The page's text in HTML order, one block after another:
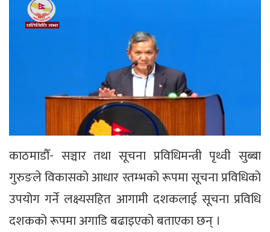
काठमाडौँ- सञ्चार तथा सूचना प्रविधिमन्त्री पृथ्वी सुब्बा
गुरुङले विकासको आधार स्तम्भको रूपमा सूचना प्रविधिको
उपयोग गर्ने लक्ष्यसहित आगामी दशकलाई सूचना प्रविधि
दशकको रूपमा अगाडि बढाइएको बताएका छन् ।